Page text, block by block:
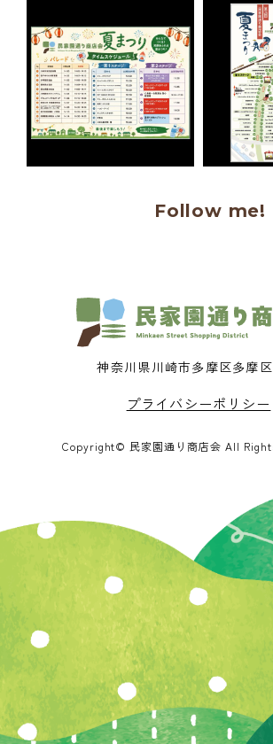
Follow me!
神奈川県川崎市多摩区多摩
プライバシーポリシー
Copyright© 民家園通り商店会 All